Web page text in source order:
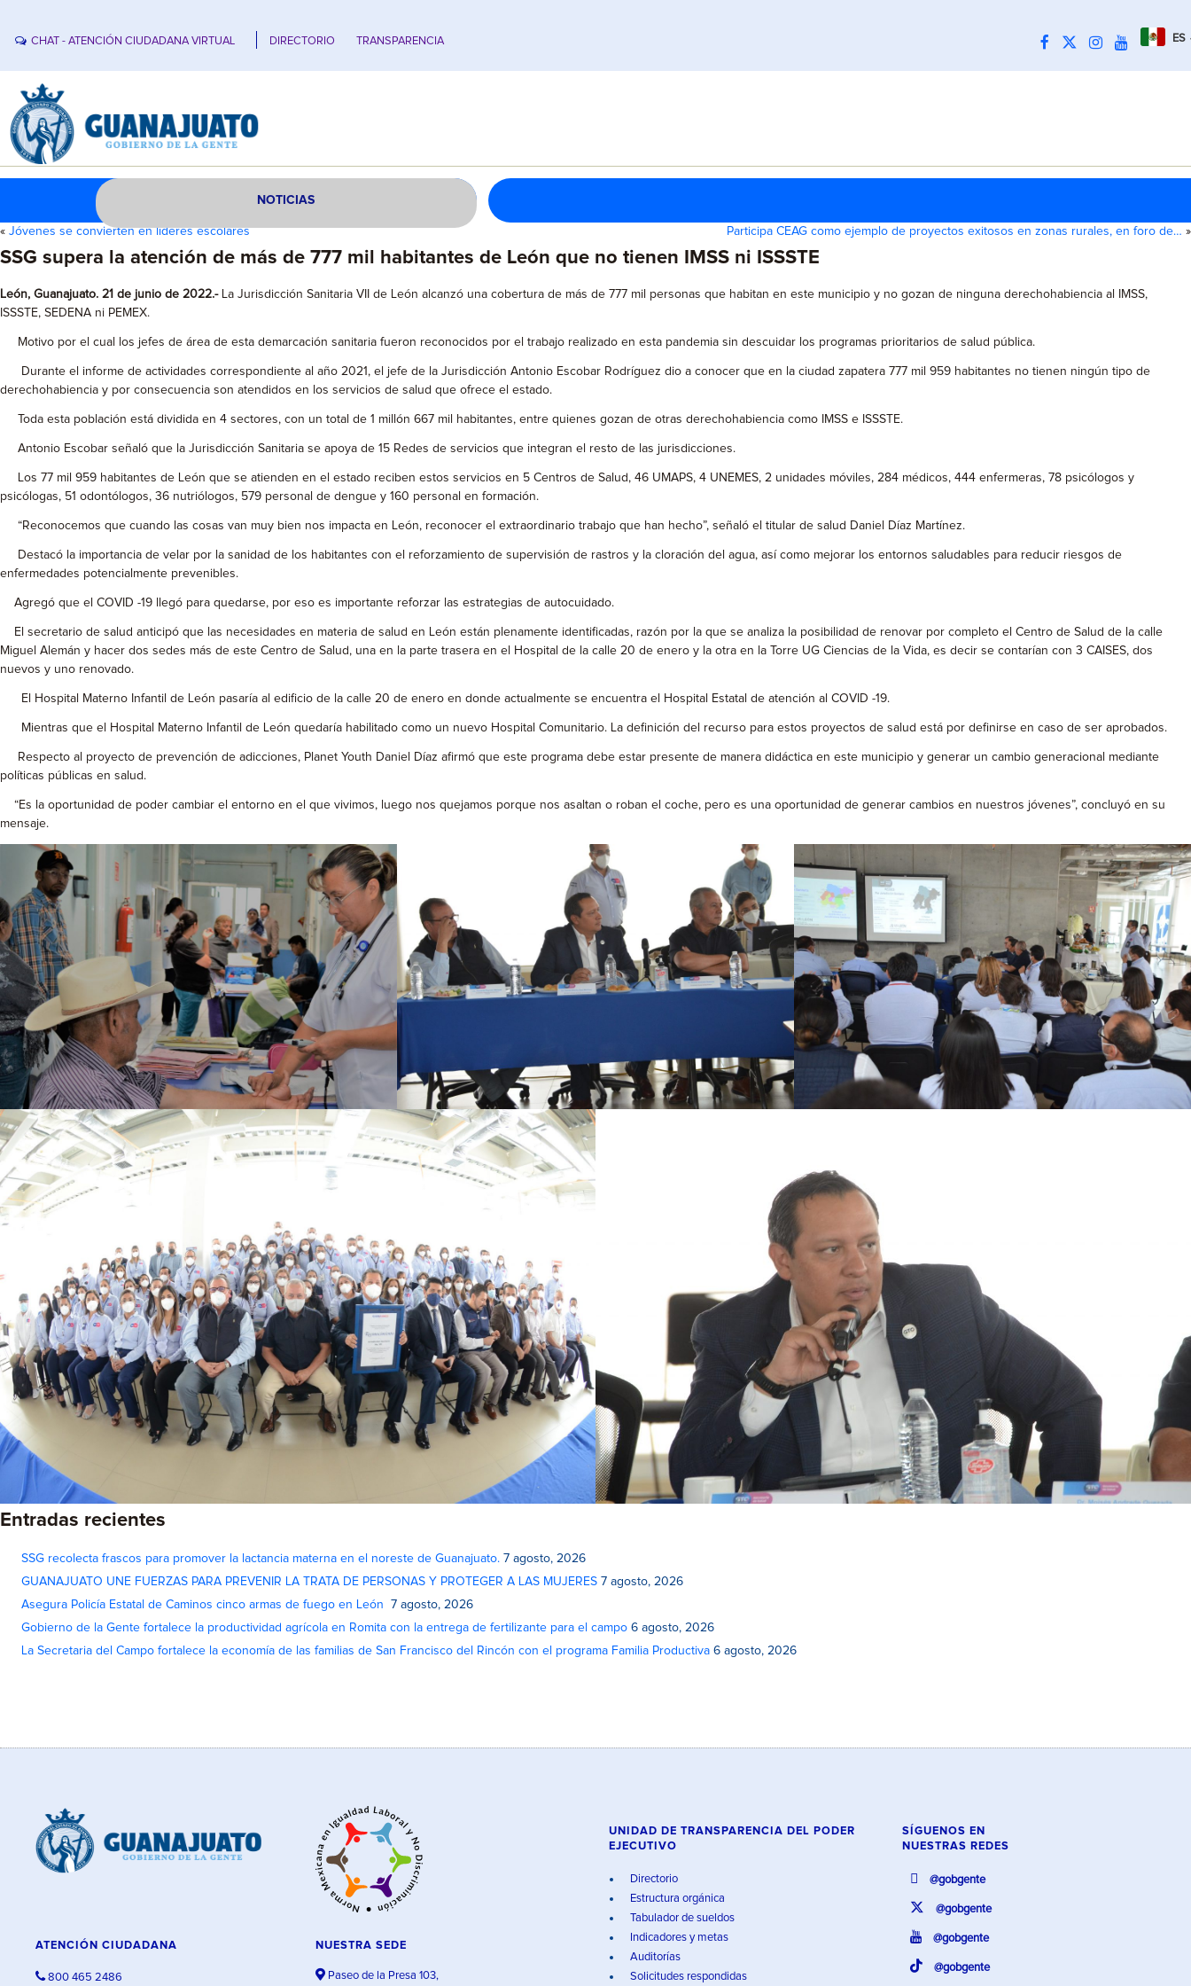
CHAT - ATENCIÓN CIUDADANA VIRTUAL DIRECTORIO TRANSPARENCIA ES
NOTICIAS
« Jóvenes se convierten en líderes escolares Participa CEAG como ejemplo de proyectos exitosos en zonas rurales, en foro de… »
SSG supera la atención de más de 777 mil habitantes de León que no tienen IMSS ni ISSSTE
León, Guanajuato. 21 de junio de 2022.-La Jurisdicción Sanitaria VII de León alcanzó una cobertura de más de 777 mil personas que habitan en este municipio y no gozan de ninguna derechohabiencia al IMSS,
ISSSTE, SEDENA ni PEMEX.
Motivo por el cual los jefes de área de esta demarcación sanitaria fueron reconocidos por el trabajo realizado en esta pandemia sin descuidar los programas prioritarios de salud pública.
Durante el informe de actividades correspondiente al año 2021, el jefe de la Jurisdicción Antonio Escobar Rodríguez dio a conocer que en la ciudad zapatera 777 mil 959 habitantes no tienen ningún tipo de
derechohabiencia y por consecuencia son atendidos en los servicios de salud que ofrece el estado.
Toda esta población está dividida en 4 sectores, con un total de 1 millón 667 mil habitantes, entre quienes gozan de otras derechohabiencia como IMSS e ISSSTE.
Antonio Escobar señaló que la Jurisdicción Sanitaria se apoya de 15 Redes de servicios que integran el resto de las jurisdicciones.
Los 77 mil 959 habitantes de León que se atienden en el estado reciben estos servicios en 5 Centros de Salud, 46 UMAPS, 4 UNEMES, 2 unidades móviles, 284 médicos, 444 enfermeras, 78 psicólogos y
psicólogas, 51 odontólogos, 36 nutriólogos, 579 personal de dengue y 160 personal en formación.
“Reconocemos que cuando las cosas van muy bien nos impacta en León, reconocer el extraordinario trabajo que han hecho”, señaló el titular de salud Daniel Díaz Martínez.
Destacó la importancia de velar por la sanidad de los habitantes con el reforzamiento de supervisión de rastros y la cloración del agua, así como mejorar los entornos saludables para reducir riesgos de
enfermedades potencialmente prevenibles.
Agregó que el COVID -19 llegó para quedarse, por eso es importante reforzar las estrategias de autocuidado.
El secretario de salud anticipó que las necesidades en materia de salud en León están plenamente identificadas, razón por la que se analiza la posibilidad de renovar por completo el Centro de Salud de la calle
Miguel Alemán y hacer dos sedes más de este Centro de Salud, una en la parte trasera en el Hospital de la calle 20 de enero y la otra en la Torre UG Ciencias de la Vida, es decir se contarían con 3 CAISES, dos
nuevos y uno renovado.
El Hospital Materno Infantil de León pasaría al edificio de la calle 20 de enero en donde actualmente se encuentra el Hospital Estatal de atención al COVID -19.
Mientras que el Hospital Materno Infantil de León quedaría habilitado como un nuevo Hospital Comunitario. La definición del recurso para estos proyectos de salud está por definirse en caso de ser aprobados.
Respecto al proyecto de prevención de adicciones, Planet Youth Daniel Díaz afirmó que este programa debe estar presente de manera didáctica en este municipio y generar un cambio generacional mediante
políticas públicas en salud.
“Es la oportunidad de poder cambiar el entorno en el que vivimos, luego nos quejamos porque nos asaltan o roban el coche, pero es una oportunidad de generar cambios en nuestros jóvenes”, concluyó en su
mensaje.
Entradas recientes
SSG recolecta frascos para promover la lactancia materna en el noreste de Guanajuato. 7 agosto, 2026
GUANAJUATO UNE FUERZAS PARA PREVENIR LA TRATA DE PERSONAS Y PROTEGER A LAS MUJERES 7 agosto, 2026
Asegura Policía Estatal de Caminos cinco armas de fuego en León
7 agosto, 2026
Gobierno de la Gente fortalece la productividad agrícola en Romita con la entrega de fertilizante para el campo 6 agosto, 2026
La Secretaria del Campo fortalece la economía de las familias de San Francisco del Rincón con el programa Familia Productiva 6 agosto, 2026
ATENCIÓN CIUDADANA
800 465 2486
NUESTRA SEDE
Paseo de la Presa 103,
UNIDAD DE TRANSPARENCIA DEL PODER
EJECUTIVO
Directorio
Estructura orgánica
Tabulador de sueldos
Indicadores y metas
Auditorías
Solicitudes respondidas
SÍGUENOS EN
NUESTRAS REDES
@gobgente
@gobgente
@gobgente
@gobgente